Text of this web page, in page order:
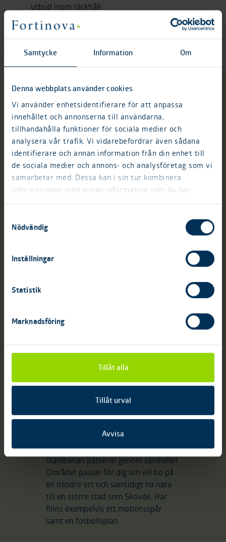
Samtycke Information Om
Denna webbplats använder cookies
Vi använder enhetsidentifierare för att anpassa
innehållet och annonserna till användarna,
tillhandahålla funktioner för sociala medier och
analysera vår trafik. Vi vidarebefordrar även sådana
identifierare och annan information från din enhet till
de sociala medier och annons- och analysföretag som vi
samarbetar med. Dessa kan i sin tur kombinera
informationen med annan information som du har
Nödvändig
Inställningar
Statistik
Marknadsföring
Tillåt alla
Tillåt urval
Avvisa
utbud inom räckhåll.
Våra områden i
Skövde
Väring är ett mindre samhälle på
bland annat med Skövde och Tidan. I
Väring finns förskola,
(ålder 6-12 år). Cirka 1 km söder om
samhället, intill väg 200, finns en
butik, en obemannad matbutik som är
tillgänglig dygnet runt. Sydost om
samhället ligger idrottsplatsen. Västra
stambanan passerar genom samhället.
Området passar för dig om vill bo på
en mindre ort och samtidigt ha nära
till en större stad som Skövde. Här
finns exempelvis ett motionsspår
samt en fotbollsplan.